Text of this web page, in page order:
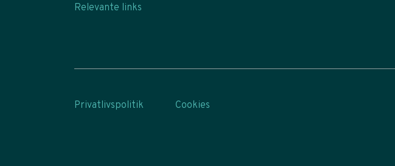
Relevante links
Privatlivspolitik Cookies